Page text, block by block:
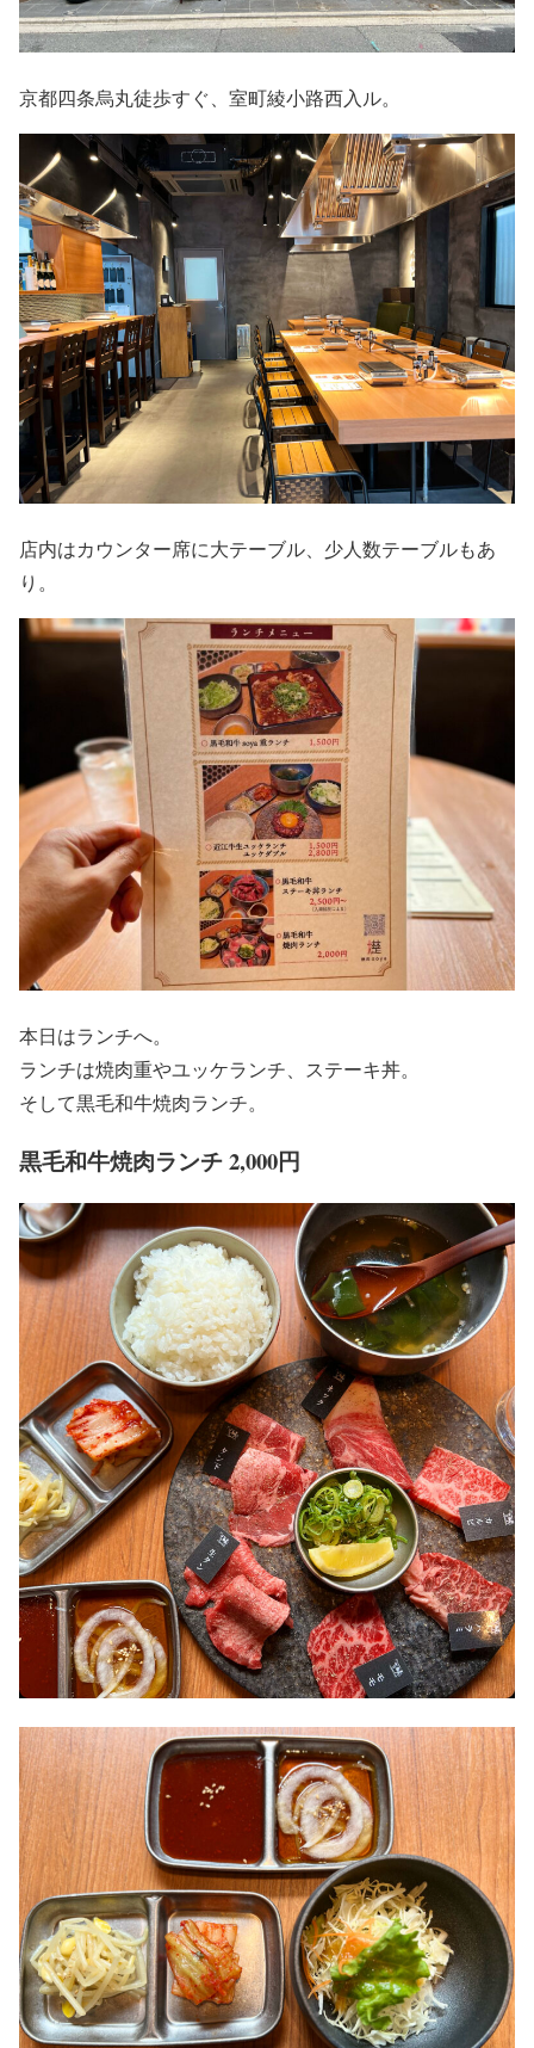
京都四条烏丸徒歩すぐ、室町綾小路西入ル。
店内はカウンター席に大テーブル、少人数テーブルもあ
り。
本日はランチへ。
ランチは焼肉重やユッケランチ、ステーキ丼。
そして黒毛和牛焼肉ランチ。
黒毛和牛焼肉ランチ 2,000円